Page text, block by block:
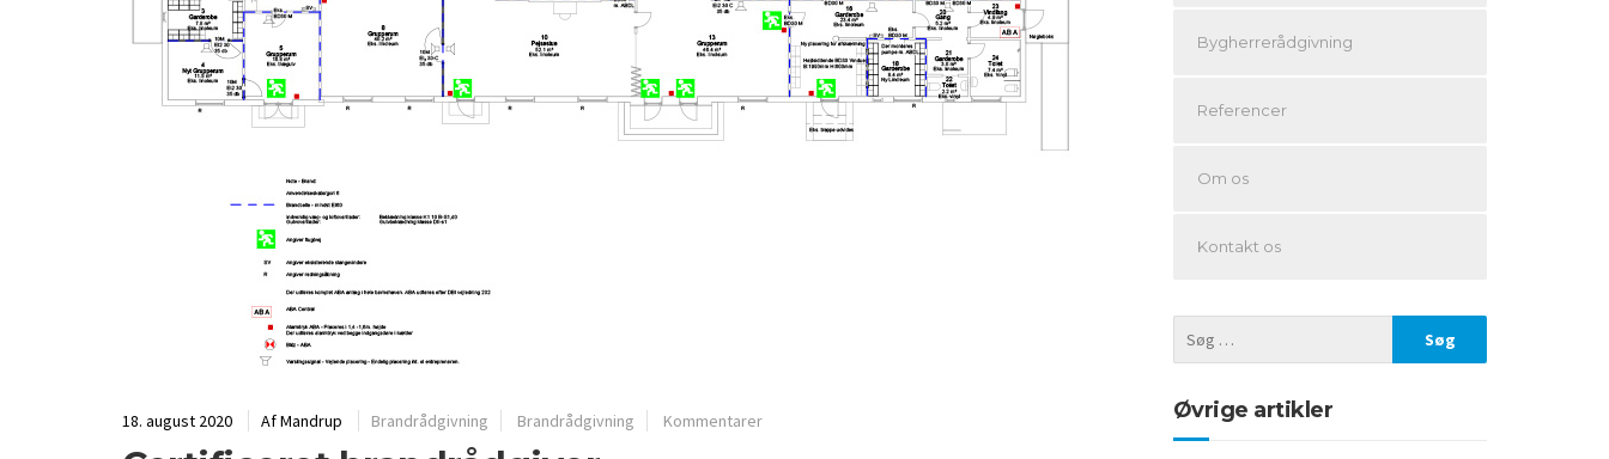
18. august 2020 AfMandrup Brandrådgivning Brandrådgivning Kommentarer
Bygherrerådgivning
Referencer
Om os
Kontakt os
Øvrige artikler